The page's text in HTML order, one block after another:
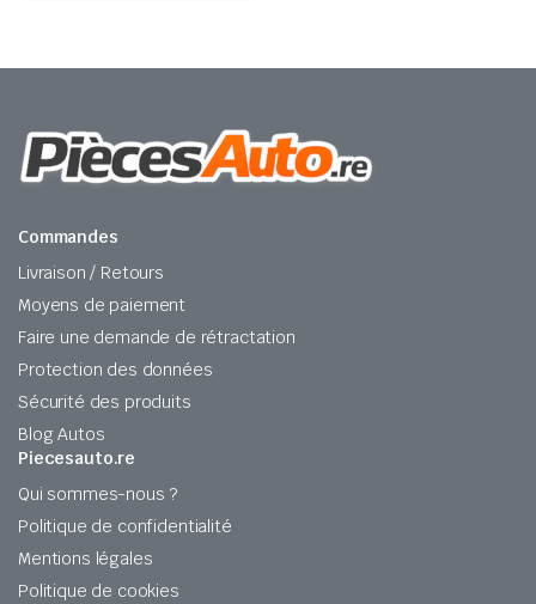
Commandes
Livraison / Retours
Moyens de paiement
Faire une demande de rétractation
Protection des données
Sécurité des produits
Blog Autos
Piecesauto.re
Qui sommes-nous ?
Politique de confidentialité
Mentions légales
Politique de cookies